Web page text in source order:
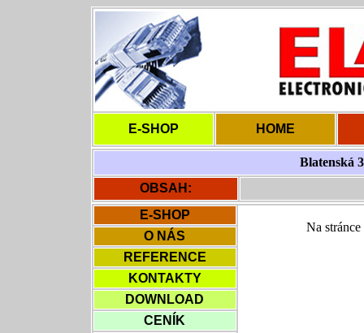
E-SHOP HOME
Blatenská
OBSAH:
E-SHOP
Na
O NÁS
REFERENCE
KONTAKTY
DOWNLOAD
CENÍK